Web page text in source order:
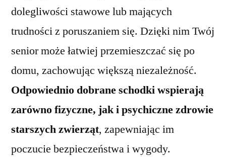
dolegliwości stawowe lub mających
trudności z poruszaniem się. Dzięki nim Twój
senior może łatwiej przemieszczać się po
domu, zachowując większą niezależność.
Odpowiednio dobrane schodki wspierają
zarówno fizyczne, jak i psychiczne zdrowie
starszych zwierząt, zapewniając im
poczucie bezpieczeństwa i wygody.